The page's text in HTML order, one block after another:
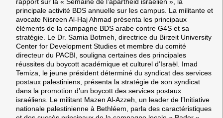
principale activité BDS annuelle sur les campus. La militante et
avocate Nisreen Al-Haj Ahmad présenta les principaux
éléments de la campagne BDS arabe contre G4S et sa
stratégie. Le Dr. Samia Botmeh , directrice du Birzeit University
Center for Development Studies et membre du comité
directeur du PACBI, souligna certaines des principales
réussites du boycott académique et culturel d’Israël. Imad
Temiza , le jeune président déterminé du syndicat des services
postaux palestiniens, présenta la stratégie de son syndicat
dans la promotion d’un boycott des services postaux
israéliens. Le militant Mazen Al-Azzeh , un leader de l’Initiative
nationale palestinienne à Bethléem, parla des caractéristiques